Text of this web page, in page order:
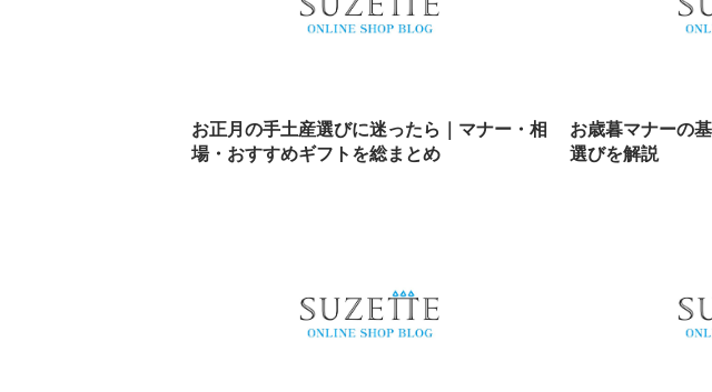
お正月の手土産選びに迷ったら｜マナー・相
場・おすすめギフトを総まとめ
お歳暮マナーの
選びを解説